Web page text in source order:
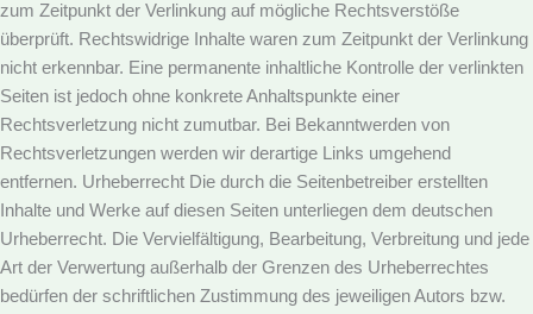
zum Zeitpunkt der Verlinkung auf mögliche Rechtsverstöße
überprüft. Rechtswidrige Inhalte waren zum Zeitpunkt der Verlinkung
nicht erkennbar. Eine permanente inhaltliche Kontrolle der verlinkten
Seiten ist jedoch ohne konkrete Anhaltspunkte einer
Rechtsverletzung nicht zumutbar. Bei Bekanntwerden von
Rechtsverletzungen werden wir derartige Links umgehend
entfernen. Urheberrecht Die durch die Seitenbetreiber erstellten
Inhalte und Werke auf diesen Seiten unterliegen dem deutschen
Urheberrecht. Die Vervielfältigung, Bearbeitung, Verbreitung und jede
Art der Verwertung außerhalb der Grenzen des Urheberrechtes
bedürfen der schriftlichen Zustimmung des jeweiligen Autors bzw.